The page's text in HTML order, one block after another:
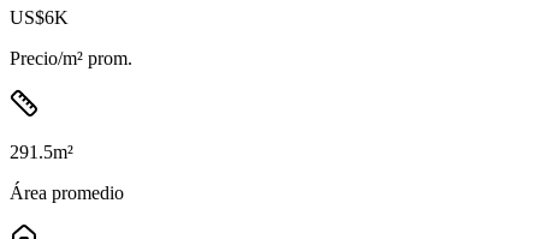
US$6K
Precio/m² prom.
291.5m²
Área promedio